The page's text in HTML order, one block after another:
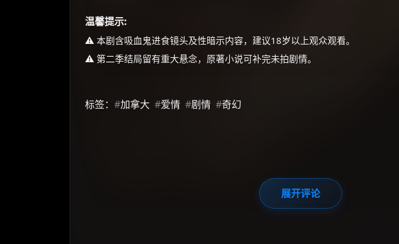
温馨提示:
⚠️ 本剧含吸血鬼进食镜头及性暗示内容，建议18岁以上观众观看。
⚠️ 第二季结局留有重大悬念，原著小说可补完未拍剧情。
标签： #加拿大 #爱情 #剧情 #奇幻
展开评论